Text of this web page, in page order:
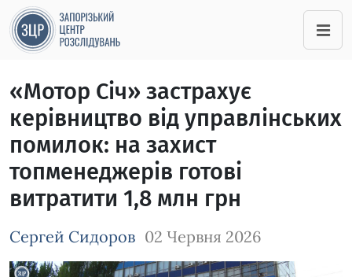
«Мотор Січ» застрахує
керівництво від управлінських
помилок: на захист
топменеджерів готові
витратити 1,8 млн грн
Сергей Сидоров 02 Червня 2026
Зображення завантажується